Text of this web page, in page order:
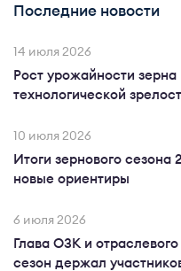
Последние новости
14 июля 2026
Рост урожайности
технологической
10 июля 2026
Итоги зернового
новые ориентиры
6 июля 2026
Глава ОЗК и
сезон держал